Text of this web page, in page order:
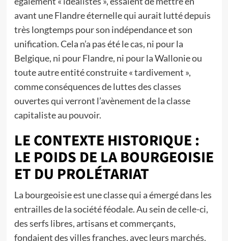
avant une Flandre éternelle qui aurait lutté depuis
très longtemps pour son indépendance et son
unification. Cela n’a pas été le cas, ni pour la
Belgique, ni pour Flandre, ni pour la Wallonie ou
toute autre entité construite « tardivement »,
comme conséquences de luttes des classes
ouvertes qui verront l’avènement de la classe
capitaliste au pouvoir.
LE CONTEXTE HISTORIQUE :
LE POIDS DE LA BOURGEOISIE
ET DU PROLÉTARIAT
La bourgeoisie est une classe qui a émergé dans les
entrailles de la société féodale. Au sein de celle-ci,
des serfs libres, artisans et commerçants,
fondaient des villes franches, avec leurs marchés.